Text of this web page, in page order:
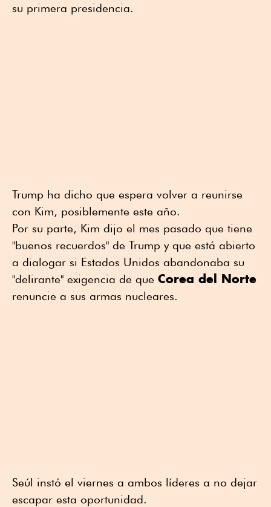
su primera presidencia.
Trump ha dicho que espera volver a reunirse
con Kim, posiblemente este año.
Por su parte, Kim dijo el mes pasado que tiene
"buenos recuerdos" de Trump y que está abierto
a dialogar si Estados Unidos abandonaba su
"delirante" exigencia de que Corea del Norte
renuncie a sus armas nucleares.
Seúl instó el viernes a ambos líderes a no dejar
escapar esta oportunidad.